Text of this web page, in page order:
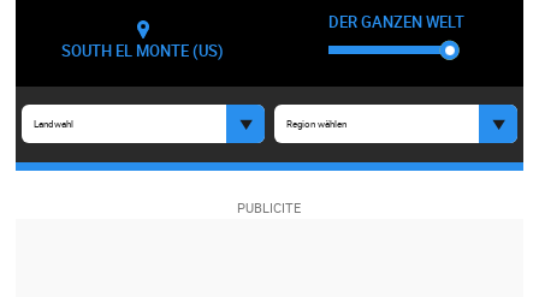
SOUTH EL MONTE (US)
DER GANZEN WELT
Landwahl Region wählen